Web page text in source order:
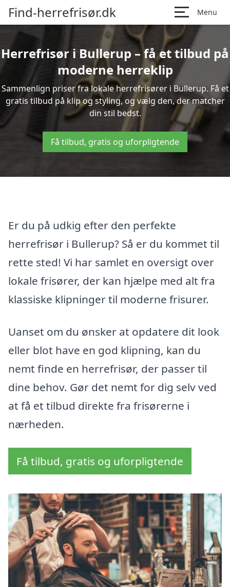
Find-herrefrisør.dk Menu
Herrefrisør i Bullerup – få et tilbud på
moderne herreklip
Sammenlign priser fra lokale herrefrisører i Bullerup. Få et
gratis tilbud på klip og styling, og vælg den, der matcher
din stil bedst.
Få tilbud, gratis og uforpligtende
Er du på udkig efter den perfekte
herrefrisør i Bullerup? Så er du kommet til
rette sted! Vi har samlet en oversigt over
lokale frisører, der kan hjælpe med alt fra
klassiske klipninger til moderne frisurer.
Uanset om du ønsker at opdatere dit look
eller blot have en god klipning, kan du
nemt finde en herrefrisør, der passer til
dine behov. Gør det nemt for dig selv ved
at få et tilbud direkte fra frisørerne i
nærheden.
Få tilbud, gratis og uforpligtende